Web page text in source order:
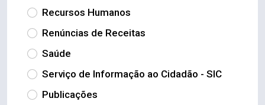
Recursos Humanos
Renúncias de Receitas
Saúde
Serviço de Informação ao Cidadão - SIC
Publicações